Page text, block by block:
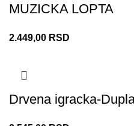
MUZICKA LOPTA
2.449,00 RSD
Drvena igracka-